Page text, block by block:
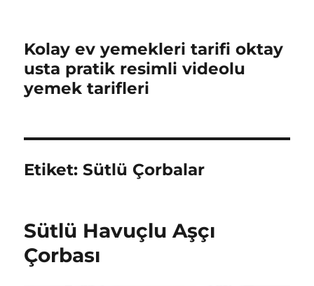
Kolay ev yemekleri tarifi oktay
usta pratik resimli videolu
yemek tarifleri
Etiket:Sütlü Çorbalar
Sütlü Havuçlu Aşçı
Çorbası